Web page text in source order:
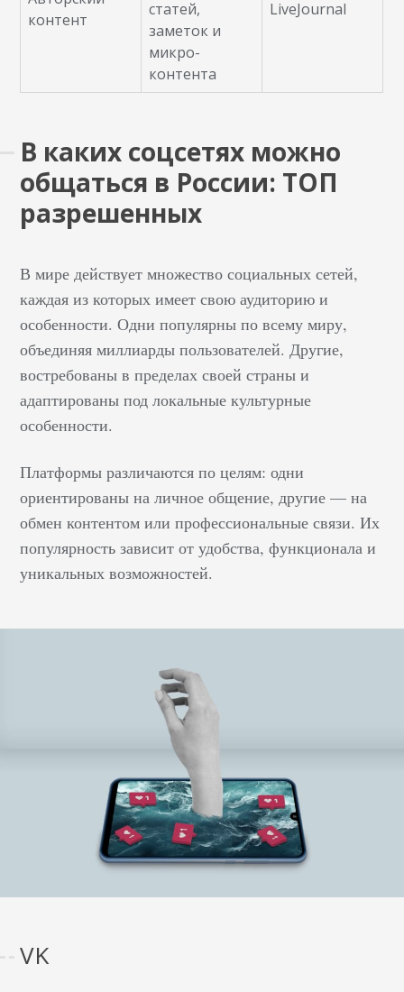
контент
статей,
заметок и
микро-
контента
LiveJournal
В каких соцсетях можно
общаться в России: ТОП
разрешенных
В мире действует множество социальных сетей,
каждая из которых имеет свою аудиторию и
особенности. Одни популярны по всему миру,
объединяя миллиарды пользователей. Другие,
востребованы в пределах своей страны и
адаптированы под локальные культурные
особенности.
Платформы различаются по целям: одни
ориентированы на личное общение, другие — на
обмен контентом или профессиональные связи. Их
популярность зависит от удобства, функционала и
уникальных возможностей.
VK